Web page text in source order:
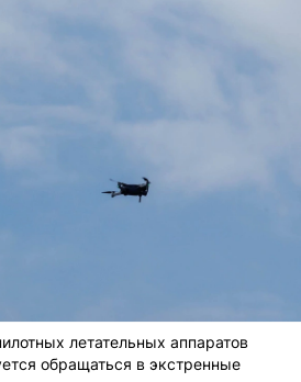
летательных аппаратов
обращаться в экстренные